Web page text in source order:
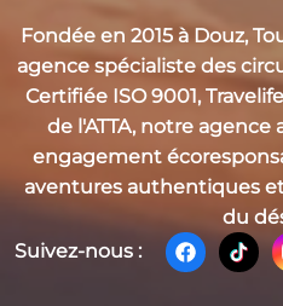
Fondée en 2015 à Douz,
agence spécialiste des
Certifiée ISO 9001,
de l'ATTA, notre agence
engagement
aventures authentiques
du
Suivez-nous :